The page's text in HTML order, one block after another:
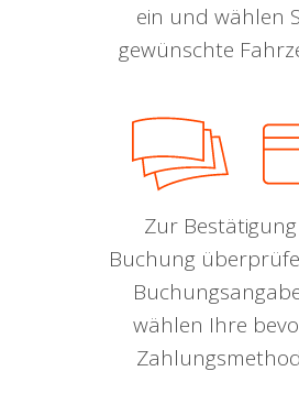
ein und wählen
gewünschte
Zur
Buchung
wählen Ihre